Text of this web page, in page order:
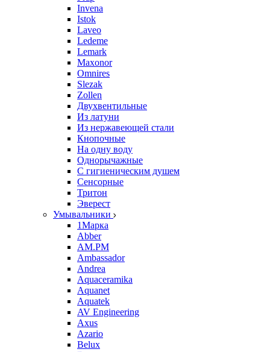
Invena
Istok
Laveo
Ledeme
Lemark
Maxonor
Omnires
Slezak
Zollen
Двухвентильные
Из латуни
Из нержавеющей стали
Кнопочные
На одну воду
Однорычажные
С гигиеническим душем
Сенсорные
Тритон
Эверест
Умывальники
1Марка
Abber
AM.PM
Ambassador
Andrea
Aquaceramika
Aquanet
Aquatek
AV Engineering
Axus
Azario
Belux